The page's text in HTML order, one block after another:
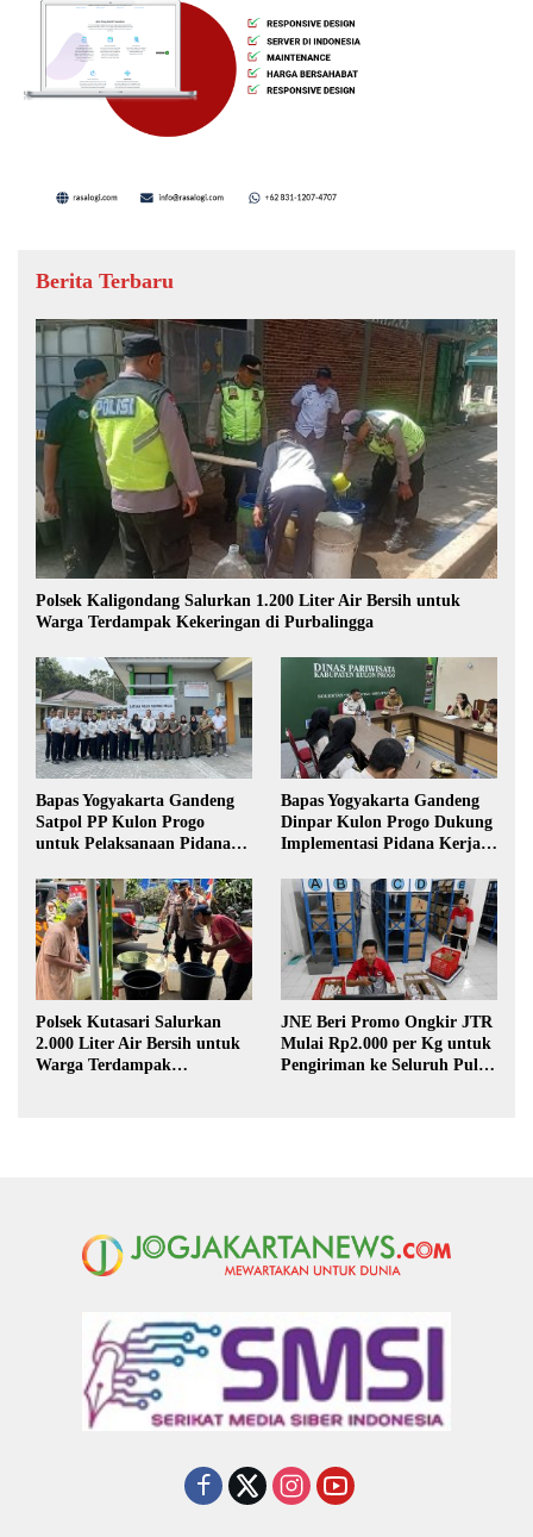
Berita Terbaru
Polsek Kaligondang Salurkan 1.200 Liter Air Bersih untuk
Warga Terdampak Kekeringan di Purbalingga
Bapas Yogyakarta Gandeng
Satpol PP Kulon Progo
untuk Pelaksanaan Pidana
Bapas Yogyakarta Gandeng
Dinpar Kulon Progo Dukung
Implementasi Pidana Kerja
Polsek Kutasari Salurkan
2.000 Liter Air Bersih untuk
Warga Terdampak
JNE Beri Promo Ongkir JTR
Mulai Rp2.000 per Kg untuk
Pengiriman ke Seluruh Pulau